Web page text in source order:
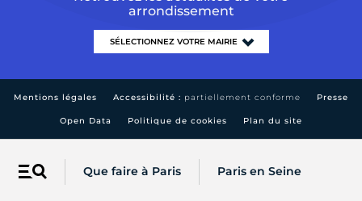
Menu Que faire à Paris Paris en Seine
arrondissement
Mentions légales Accessibilité : partiellement conforme Presse
Open Data Politique de cookies Plan du site